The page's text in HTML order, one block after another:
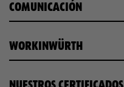
COMUNICACIÓN
WORKINWÜRTH